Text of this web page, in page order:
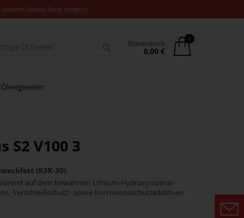
Online-Shop möglich.
0
Warenkorb
0,00 €
Ölwegweiser
S2 V100 3
(K3K-30)
auf dem bewährten Lithium-Hydroxystearat-
Verschleißschutz- sowie Korrosionsschutzadditiven.